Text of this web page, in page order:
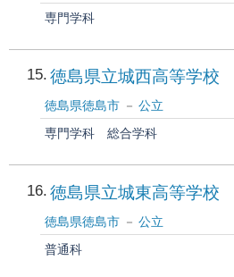
専門学科
15 徳島県立城西高等学校
徳島県徳島市
公立
専門学科
総合学科
16 徳島県立城東高等学校
徳島県徳島市
公立
普通科